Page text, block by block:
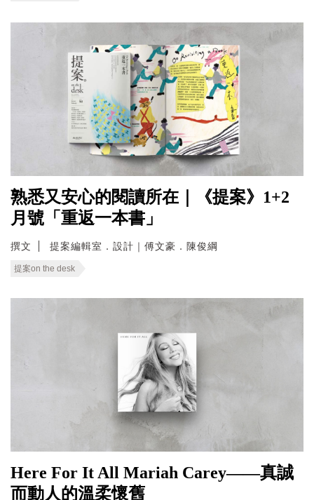
熟悉又安心的閱讀所在｜《提案》1+2
月號「重返一本書」
撰文 提案編輯室．設計｜傅文豪．陳俊綱
提案on the desk
Here For It All Mariah Carey——真誠
而動人的溫柔懷舊